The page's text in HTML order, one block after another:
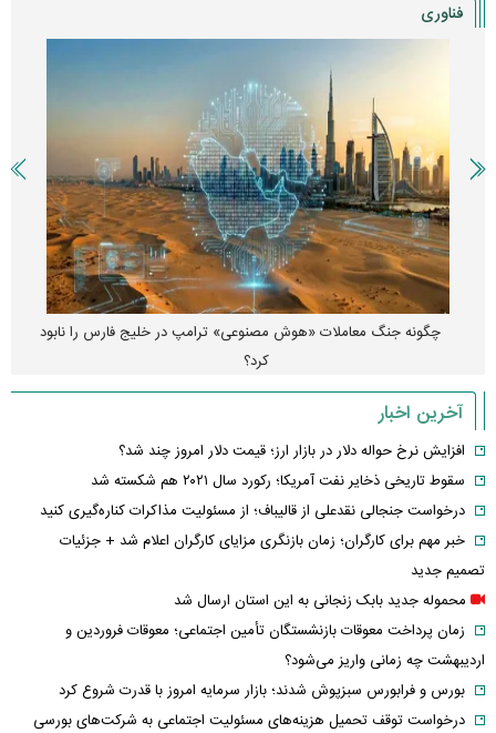
فناوری
چگونه جنگ معاملات «هوش مصنوعی» ترامپ در خلیج فارس را نابود
کرد؟
آخرین اخبار
افزایش نرخ حواله دلار در بازار ارز؛ قیمت دلار امروز چند شد؟
سقوط تاریخی ذخایر نفت آمریکا؛ رکورد سال ۲۰۲۱ هم شکسته شد
درخواست جنجالی نقدعلی از قالیباف؛ از مسئولیت مذاکرات کناره‌گیری کنید
خبر مهم برای کارگران؛ زمان بازنگری مزایای کارگران اعلام شد + جزئیات
تصمیم جدید
محموله جدید بابک زنجانی به این استان ارسال شد
زمان پرداخت معوقات بازنشستگان تأمین اجتماعی؛ معوقات فروردین و
اردیبهشت چه زمانی واریز می‌شود؟
بورس و فرابورس سبزپوش شدند؛ بازار سرمایه امروز با قدرت شروع کرد
درخواست توقف تحمیل هزینه‌های مسئولیت اجتماعی به شرکت‌های بورسی